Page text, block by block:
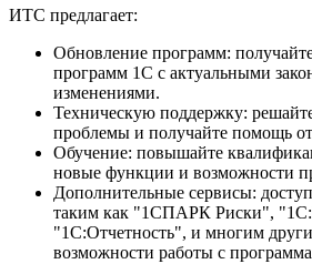
ИТС предлагает:
Обновление программ:
программ 1С с актуальными
изменениями.
Техническую поддержку:
проблемы и получайте помощь
Обучение: повышайте
новые функции и возможности
Дополнительные сервисы:
таким как "1СПАРК Риски",
"1С:Отчетность", и многим
возможности работы с